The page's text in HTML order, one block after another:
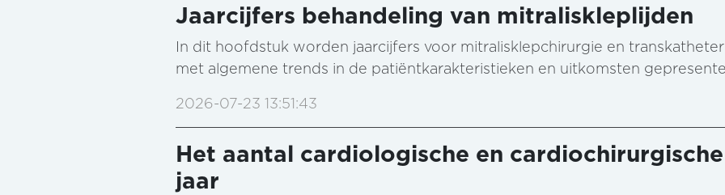
Jaarcijfers behandeling van mitraliskleplijden
In dit hoofdstuk worden jaarcijfers voor mitralisklepchirurgie en
met algemene trends in de patiëntkarakteristieken en uitkomsten
2026-07-23 13:51:43
Het aantal cardiologische en
jaar